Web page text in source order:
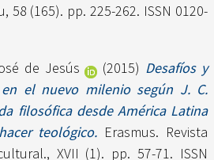
58 (165). pp. 225-262. ISSN 0120-
de Jesús
(2015) Desafíos y
el nuevo milenio según J. C.
filosófica desde América Latina
teológico. Erasmus. Revista
XVII (1). pp. 57-71. ISSN